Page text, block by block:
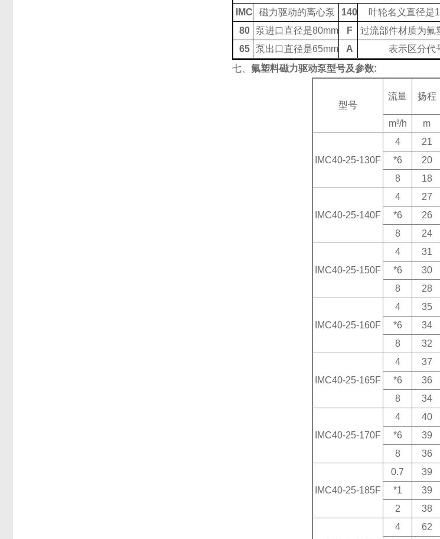
IMC
磁力驱动的离心泵 140 叶轮名义直径是
80
泵进口直径是80mm F
过流部件材质为氟
65
泵出口直径是65mm A
表示区分代
七、氟塑料磁力驱动泵型号及参数:
型号
流量 扬程
m³/h
m
IMC40-25-130F
4 21
*6 20
8
18
IMC40-25-140F
4 27
*6 26
8
24
IMC40-25-150F
4 31
*6 30
8
28
IMC40-25-160F
4 35
*6 34
8
32
IMC40-25-165F
4 37
*6 36
8
34
IMC40-25-170F
4 40
*6 39
8
36
IMC40-25-185F
0.7 39
*1 39
2
38
4 62